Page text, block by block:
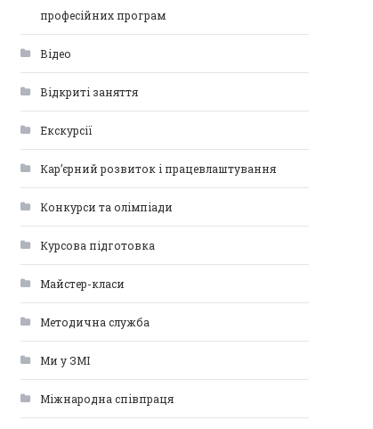
професійних програм
Відео
Відкриті заняття
Екскурсії
Кар’єрний розвиток і працевлаштування
Конкурси та олімпіади
Курсова підготовка
Майстер-класи
Методична служба
Ми у ЗМІ
Міжнародна співпраця